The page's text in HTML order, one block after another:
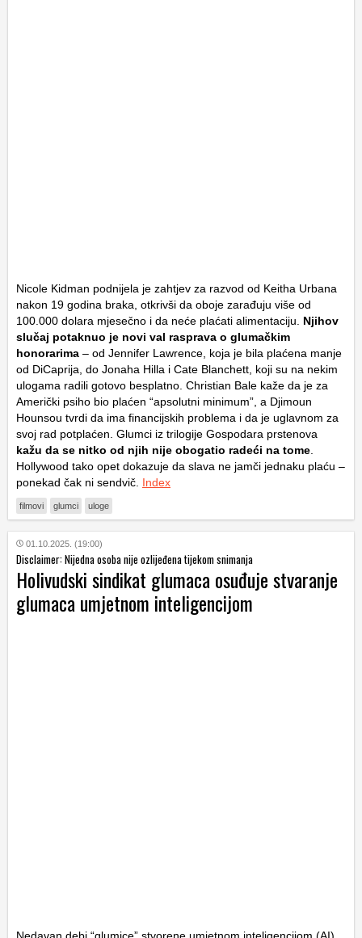
Nicole Kidman podnijela je zahtjev za razvod od Keitha Urbana
nakon 19 godina braka, otkrivši da oboje zarađuju više od
100.000 dolara mjesečno i da neće plaćati alimentaciju.
Njihov
slučaj potaknuo je novi val rasprava o glumačkim
honorarima – od Jennifer Lawrence, koja je bila plaćena manje
od DiCaprija, do Jonaha Hilla i Cate Blanchett, koji su na nekim
ulogama radili gotovo besplatno. Christian Bale kaže da je za
Američki psiho bio plaćen “apsolutni minimum”, a Djimoun
Hounsou tvrdi da ima financijskih problema i da je uglavnom za
svoj rad potplaćen. Glumci iz trilogije Gospodara prstenova
kažu da se nitko od njih nije obogatio radeći na tome
Hollywood tako opet dokazuje da slava ne jamči jednaku plaću –
ponekad čak ni sendvič. Index
filmovi glumci uloge
01.10.2025. (19:00)
Disclaimer: Nijedna osoba nije ozlijeđena tijekom snimanja
Holivudski sindikat glumaca osuđuje stvaranje
glumaca umjetnom inteligencijom